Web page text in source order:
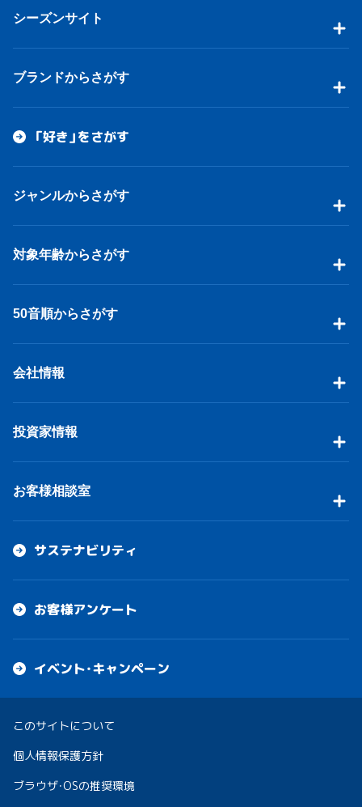
シーズンサイト
ブランドからさがす
「好き」をさがす
ジャンルからさがす
対象年齢からさがす
50音順からさがす
会社情報
投資家情報
お客様相談室
サステナビリティ
お客様アンケート
イベント・キャンペーン
このサイトについて
個人情報保護方針
ブラウザ・OSの推奨環境